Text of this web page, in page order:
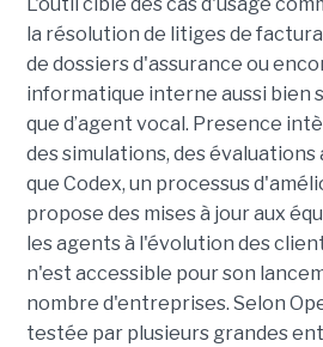
la résolution de litiges de
de dossiers d'assurance ou
informatique interne aussi bien
que d’agent vocal. Presence
des simulations, des
que Codex, un processus
propose des mises à jour aux
les agents à l'évolution des
n'est accessible pour son
nombre d'entreprises. Selon
testée par plusieurs grandes